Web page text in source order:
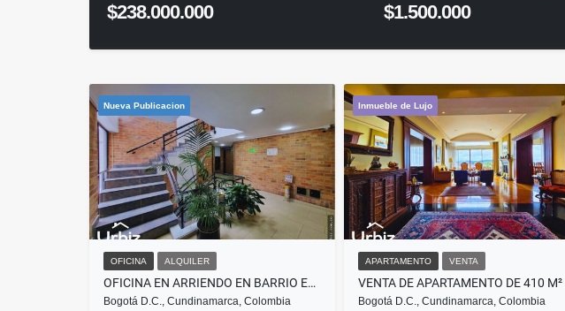
$238.000.000 $1.500.000
Nueva Publicacion
OFICINA ALQUILER
OFICINA EN ARRIENDO EN BARRIO EL LAGO SOBRE CARRERA 15 CON 74 DE 17 M²
Bogotá D.C., Cundinamarca, Colombia
Inmueble de Lujo
APARTAMENTO VENTA
Bogotá D.C., Cundinamarca, Colombia